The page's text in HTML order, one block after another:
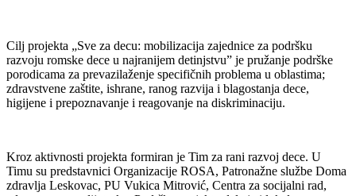
Cilj projekta „Sve za decu: mobilizacija zajednice za podršku
razvoju romske dece u najranijem detinjstvu” je pružanje podrške
porodicama za prevazilaženje specifičnih problema u oblastima;
zdravstvene zaštite, ishrane, ranog razvija i blagostanja dece,
higijene i prepoznavanje i reagovanje na diskriminaciju.
Kroz aktivnosti projekta formiran je Tim za rani razvoj dece. U
Timu su predstavnici Organizacije ROSA, Patronažne službe Doma
zdravlja Leskovac, PU Vukica Mitrović, Centra za socijalni rad,